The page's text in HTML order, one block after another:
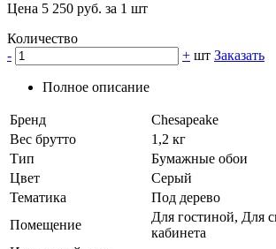
Цена 5 250 руб. за 1 шт
Количество
-
+ шт Заказать
Полное описание
Бренд
Chesapeake
Вес брутто
1,2 кг
Тип
Бумажные обои
Цвет
Серый
Тематика
Под дерево
Помещение
Для гостиной, Для
кабинета